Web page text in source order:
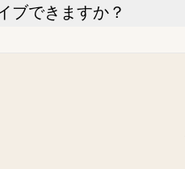
ブできますか？